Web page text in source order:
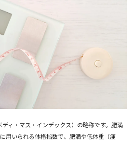
ィ・マス・インデックス）の略称です。肥満
用いられる体格指数で、肥満や低体重（痩